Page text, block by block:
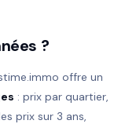
?
offre un
: prix par quartier,
prix sur 3 ans,